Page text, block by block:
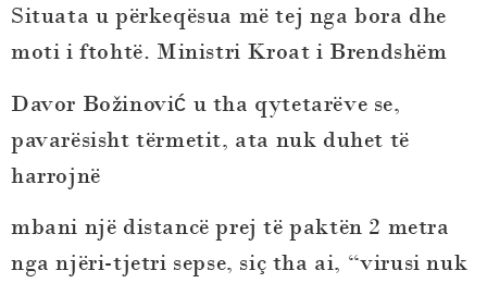
Situata u përkeqësua më tej nga bora dhe
moti i ftohtë. Ministri Kroat i Brendshëm
Davor Božinović u tha qytetarëve se,
pavarësisht tërmetit, ata nuk duhet të
harrojnë
mbani një distancë prej të paktën 2 metra
nga njëri-tjetri sepse, siç tha ai, “virusi nuk